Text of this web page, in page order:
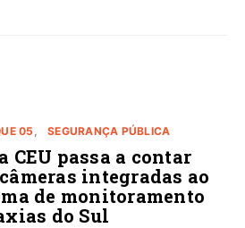
05 SEGURANÇA PÚBLICA
CEU passa a contar
integradas ao
de monitoramento
do Sul